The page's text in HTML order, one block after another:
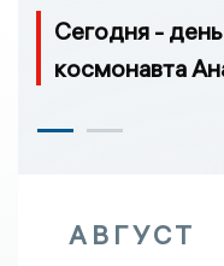
Сегодня -
космонавта
АВГУСТ